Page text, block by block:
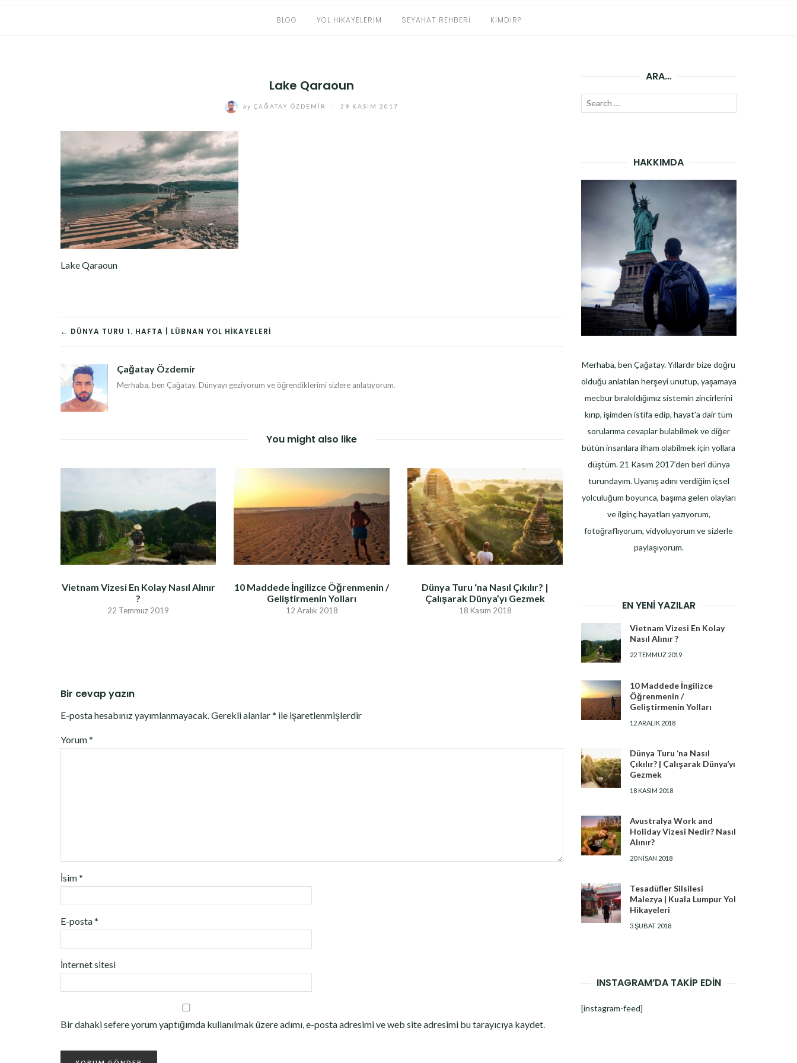
BLOG YOL HIKAYELERIM SEYAHAT REHBERI KIMDIR?
Lake Qaraoun
by ÇAĞATAY ÖZDEMIR 29 KASIM 2017
Lake Qaraoun
YAZI
DOLAŞIMI
← DÜNYA TURU 1. HAFTA | LÜBNAN YOL HIKAYELERI
Çağatay Özdemir
Merhaba, ben Çağatay. Dünyayı geziyorum ve öğrendiklerimi sizlere anlatıyorum.
You might also like
Vietnam Vizesi En Kolay Nasıl Alınır
?
22 Temmuz 2019
10 Maddede İngilizce Öğrenmenin /
Geliştirmenin Yolları
12 Aralık 2018
Dünya Turu ‘na Nasıl Çıkılır? |
Çalışarak Dünya’yı Gezmek
18 Kasım 2018
Bir cevap yazın
E-posta hesabınız yayımlanmayacak.Gerekli alanlar* ile işaretlenmişlerdir
Yorum*
İsim*
E-posta*
İnternet sitesi
Bir dahaki sefere yorum yaptığımda kullanılmak üzere adımı, e-posta adresimi ve web site adresimi bu tarayıcıya kaydet.
ARA…
Search
HAKKIMDA
Merhaba, ben Çağatay. Yıllardır bize doğru
olduğu anlatılan herşeyi unutup, yaşamaya
mecbur bırakıldığımız sistemin zincirlerini
kırıp, işimden istifa edip, hayat'a dair tüm
sorularıma cevaplar bulabilmek ve diğer
bütün insanlara ilham olabilmek için yollara
düştüm. 21 Kasım 2017'den beri dünya
turundayım. Uyanış adını verdiğim içsel
yolculuğum boyunca, başıma gelen olayları
ve ilginç hayatları yazıyorum,
fotoğraflıyorum, vidyoluyorum ve sizlerle
paylaşıyorum.
EN YENI YAZILAR
Vietnam Vizesi En Kolay
Nasıl Alınır ?
22 TEMMUZ 2019
10 Maddede İngilizce
Öğrenmenin /
Geliştirmenin Yolları
12 ARALIK 2018
Dünya Turu ‘na Nasıl
Çıkılır? | Çalışarak Dünya’yı
Gezmek
18 KASIM 2018
Avustralya Work and
Holiday Vizesi Nedir? Nasıl
Alınır?
20 NISAN 2018
Tesadüfler Silsilesi
Malezya | Kuala Lumpur Yol
Hikayeleri
3 ŞUBAT 2018
INSTAGRAM’DA TAKİP EDİN
[instagram-feed]